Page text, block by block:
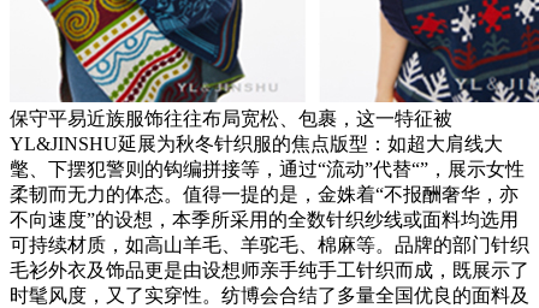
保守平易近族服饰往往布局宽松、包裹，这一特征被
YL&JINSHU延展为秋冬针织服的焦点版型：如超大肩线大
氅、下摆犯警则的钩编拼接等，通过“流动”代替“”，展示女性
柔韧而无力的体态。值得一提的是，金姝着“不报酬奢华，亦
不向速度”的设想，本季所采用的全数针织纱线或面料均选用
可持续材质，如高山羊毛、羊驼毛、棉麻等。品牌的部门针织
毛衫外衣及饰品更是由设想师亲手纯手工针织而成，既展示了
时髦风度，又了实穿性。纺博会合结了多量全国优良的面料及